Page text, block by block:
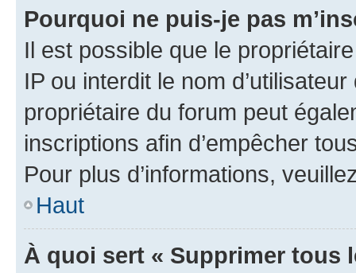
Pourquoi ne puis-je pas
Il est possible que le
IP ou interdit le nom
propriétaire du forum peut
inscriptions afin d’empêcher
Pour plus d’informations,
Haut
À quoi sert « Supprimer tous